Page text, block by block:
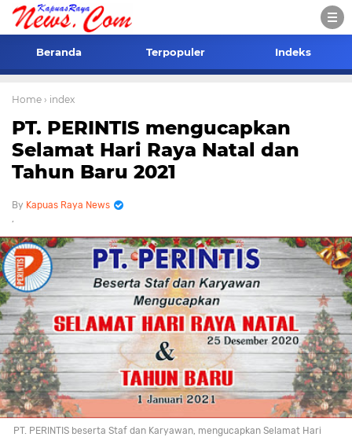
Beranda Terpopuler Indeks
Home › index
PT. PERINTIS mengucapkan
Selamat Hari Raya Natal dan
Tahun Baru 2021
Kapuas Raya News
PT. PERINTIS beserta Staf dan Karyawan, mengucapkan Selamat Hari